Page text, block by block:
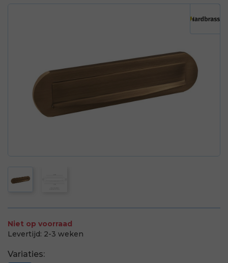
Niet op voorraad
Levertijd: 2-3 weken
Variaties: